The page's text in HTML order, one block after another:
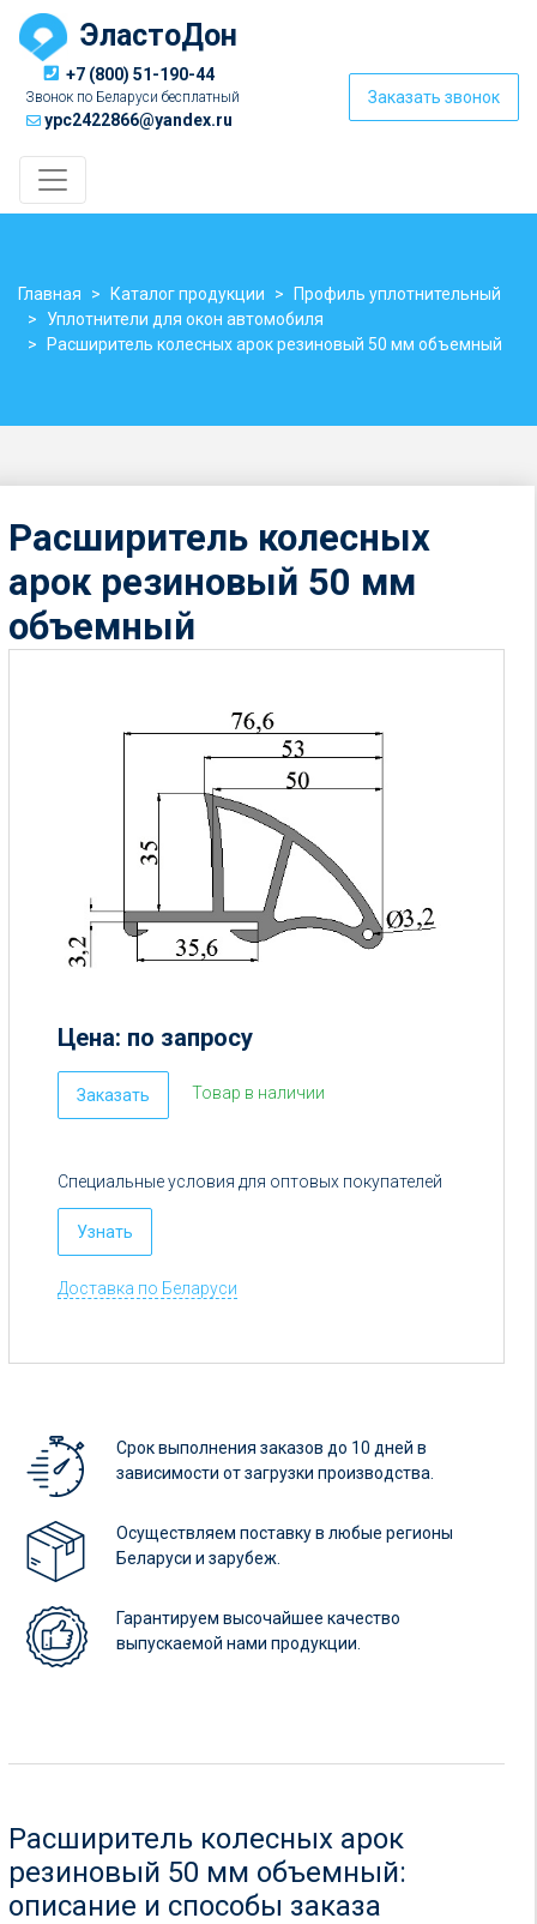
ЭластоДон
+7 (800) 51-190-44
Звонок по Беларуси бесплатный
ypc2422866@yandex.ru
Заказать звонок
Главная Каталог продукции
Профиль уплотнительный
Уплотнители для окон автомобиля
Расширитель колесных арок резиновый 50 мм объемный
Расширитель колесных
арок резиновый 50 мм
объемный
Цена: по запросу
Цена:
от
руб.
Заказать Товар в наличии
Специальные условия для оптовых покупателей
Узнать
Доставка по Беларуси
Срок выполнения заказов до 10 дней в
зависимости от загрузки производства.
Осуществляем поставку в любые регионы
Беларуси и зарубеж.
Гарантируем высочайшее качество
выпускаемой нами продукции.
Расширитель колесных арок
резиновый 50 мм объемный:
описание и способы заказа